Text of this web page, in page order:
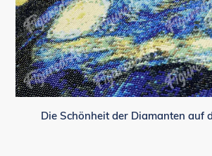
Die Schönheit der Diamanten auf